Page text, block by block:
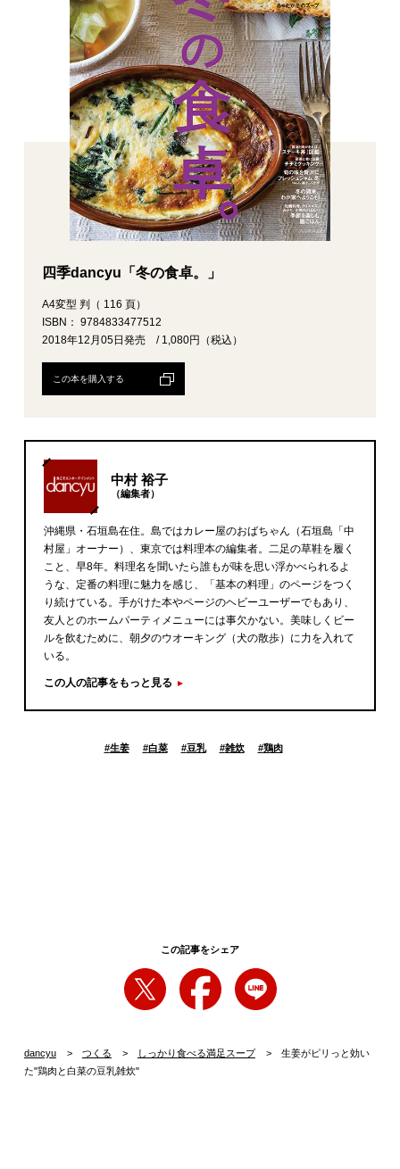
四季dancyu「冬の食卓。」
A4変型 判（ 116 頁）
ISBN： 9784833477512
2018年12月05日発売 / 1,080円（税込）
この本を購入する
中村 裕子
（編集者）
沖縄県・石垣島在住。島ではカレー屋のおばちゃん（石垣島「中
村屋」オーナー）、東京では料理本の編集者。二足の草鞋を履く
こと、早8年。料理名を聞いたら誰もが味を思い浮かべられるよ
うな、定番の料理に魅力を感じ、「基本の料理」のページをつく
り続けている。手がけた本やページのヘビーユーザーでもあり、
友人とのホームパーティメニューには事欠かない。美味しくビー
ルを飲むために、朝夕のウオーキング（犬の散歩）に力を入れて
いる。
この人の記事をもっと見る
#生姜 #白菜 #豆乳 #雑炊 #鶏肉
この記事をシェア
dancyu つくる しっかり食べる満足スープ
生姜がピリっと効い
た"鶏肉と白菜の豆乳雑炊"